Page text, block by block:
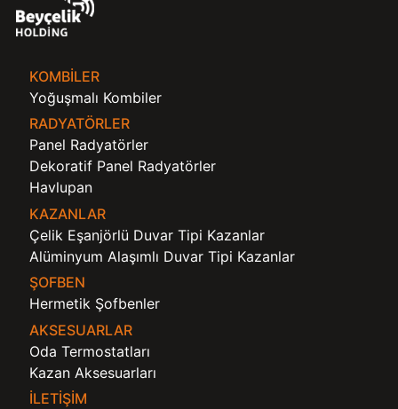
KOMBILER
Yoğuşmalı Kombiler
RADYATÖRLER
Panel Radyatörler
Dekoratif Panel Radyatörler
Havlupan
KAZANLAR
Çelik Eşanjörlü Duvar Tipi Kazanlar
Alüminyum Alaşımlı Duvar Tipi Kazanlar
ŞOFBEN
Hermetik Şofbenler
AKSESUARLAR
Oda Termostatları
Kazan Aksesuarları
İLETİŞİM